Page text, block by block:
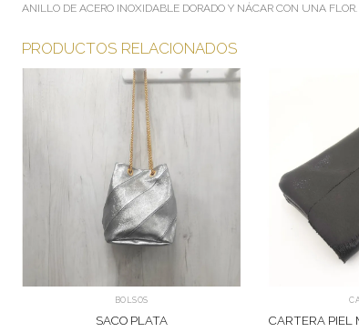
ANILLO DE ACERO INOXIDABLE DORADO Y NÁCAR CON UNA FLOR.
PRODUCTOS RELACIONADOS
BOLSOS
SACO PLATA CARTERA PIEL